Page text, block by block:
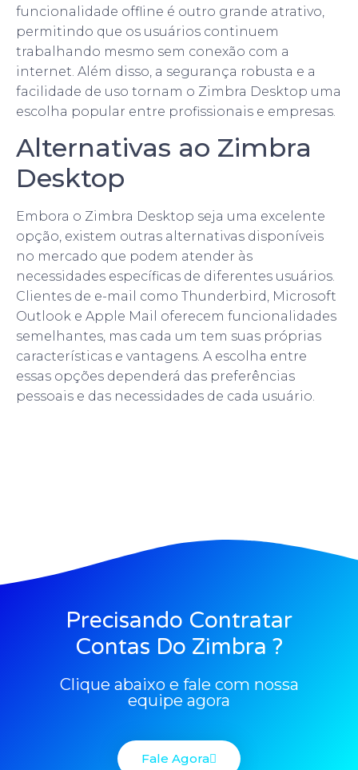
funcionalidade offline é outro grande atrativo,
permitindo que os usuários continuem
trabalhando mesmo sem conexão com a
internet. Além disso, a segurança robusta e a
facilidade de uso tornam o Zimbra Desktop uma
escolha popular entre profissionais e empresas.
Alternativas ao Zimbra
Desktop
Embora o Zimbra Desktop seja uma excelente
opção, existem outras alternativas disponíveis
no mercado que podem atender às
necessidades específicas de diferentes usuários.
Clientes de e-mail como Thunderbird, Microsoft
Outlook e Apple Mail oferecem funcionalidades
semelhantes, mas cada um tem suas próprias
características e vantagens. A escolha entre
essas opções dependerá das preferências
pessoais e das necessidades de cada usuário.
Precisando Contratar
Contas Do Zimbra ?
Clique abaixo e fale com nossa
equipe agora
Fale Agora